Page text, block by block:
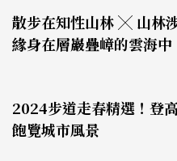
散步在知性山林 ╳ 山林
緣身在層巖疊嶂的雲海中
2024步道走春精選！登
飽覽城市風景